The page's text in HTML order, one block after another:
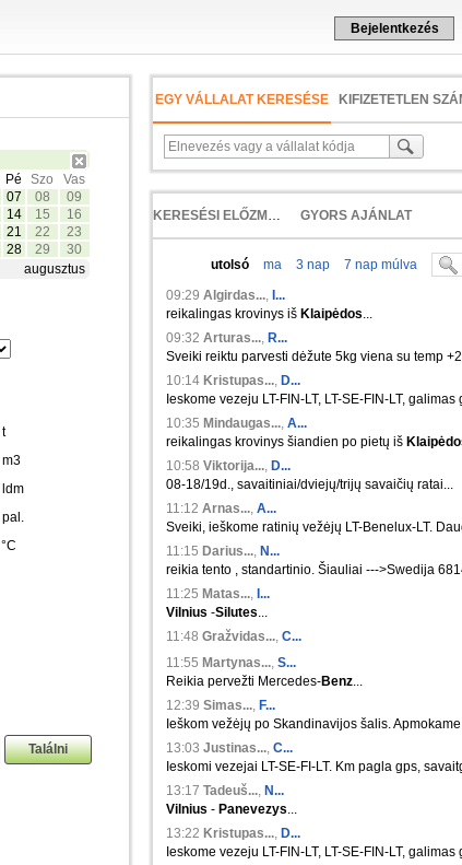
Bejelentkezés
Pé Szo
Vas
07 08
09
14 15
16
21 22
23
28 29
30
augusztus
t
m3
ldm
pal.
°C
EGY VÁLLALAT KERESÉSE KIFIZETETLEN
KERESÉSI ELŐZMÉNYEK GYORS AJÁNLAT
utolsó ma 3 nap
7 nap múlva
09:29 Algirdas..., I...
reikalingas krovinys iš Klaipėdos...
09:32 Arturas..., R...
Sveiki reiktu parvesti dėžute 5kg viena su temp
10:14 Kristupas..., D...
Ieskome vezeju LT-FIN-LT, LT-SE-FIN-LT, galimas
10:35 Mindaugas..., A...
reikalingas krovinys šiandien po pietų iš
10:58 Viktorija..., D...
08-18/19d., savaitiniai/dviejų/trijų savaičių ratai...
11:12 Arnas..., A...
Sveiki, ieškome ratinių vežėjų LT-Benelux-LT.
11:15 Darius..., N...
reikia tento , standartinio. Šiauliai --->Swedija
11:25 Matas..., I...
Vilnius -Silutes...
11:48 Gražvidas..., C...
11:55 Martynas..., S...
Reikia pervežti Mercedes-Benz...
12:39 Simas..., F...
Ieškom vežėjų po Skandinavijos šalis.
13:03 Justinas..., C...
Ieskomi vezejai LT-SE-FI-LT. Km pagla gps,
13:17 Tadeuš..., N...
Vilnius - Panevezys...
13:22 Kristupas..., D...
Ieskome vezeju LT-FIN-LT, LT-SE-FIN-LT, galimas